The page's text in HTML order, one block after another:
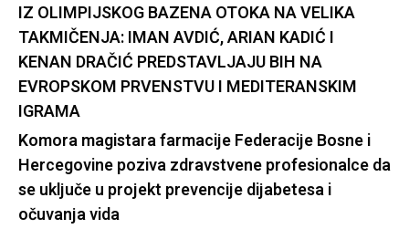
IZ OLIMPIJSKOG BAZENA OTOKA NA VELIKA
TAKMIČENJA: IMAN AVDIĆ, ARIAN KADIĆ I
KENAN DRAČIĆ PREDSTAVLJAJU BIH NA
EVROPSKOM PRVENSTVU I MEDITERANSKIM
IGRAMA
Komora magistara farmacije Federacije Bosne i
Hercegovine poziva zdravstvene profesionalce da
se uključe u projekt prevencije dijabetesa i
očuvanja vida